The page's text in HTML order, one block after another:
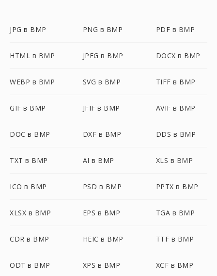
JPG в BMP PNG в BMP PDF в BMP
HTML в BMP JPEG в BMP DOCX в BMP
WEBP в BMP SVG в BMP TIFF в BMP
GIF в BMP JFIF в BMP AVIF в BMP
DOC в BMP DXF в BMP DDS в BMP
TXT в BMP AI в BMP XLS в BMP
ICO в BMP PSD в BMP PPTX в BMP
XLSX в BMP EPS в BMP TGA в BMP
CDR в BMP HEIC в BMP TTF в BMP
ODT в BMP XPS в BMP XCF в BMP